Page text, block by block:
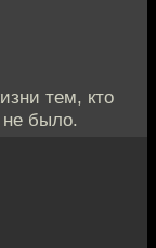
тем, кто
было.